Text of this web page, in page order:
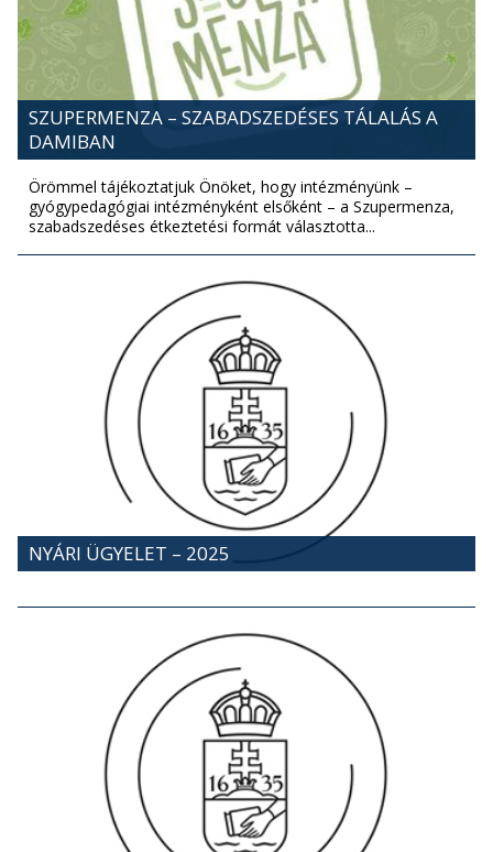
SZUPERMENZA – SZABADSZEDÉSES TÁLALÁS A
DAMIBAN
Örömmel tájékoztatjuk Önöket, hogy intézményünk –
gyógypedagógiai intézményként elsőként – a Szupermenza,
szabadszedéses étkeztetési formát választotta...
NYÁRI ÜGYELET – 2025